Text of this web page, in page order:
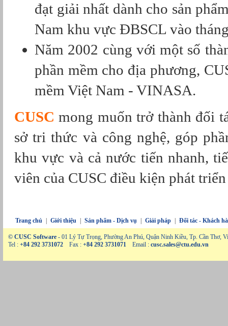
đạt giải nhất dành cho sản
Nam khu vực ĐBSCL vào
Năm 2002 cùng với một số
phần mềm cho địa phương,
mềm Việt Nam - VINASA.
CUSCmong muốn trở thành đối
sở tri thức và công nghệ, góp
khu vực và cả nước tiến nhanh,
viên của CUSC điều kiện phát
Trang chủ Giới thiệu Sản phẩm - Dịch vụ Giải pháp Đối tác - Khách
© CUSC Software - 01 Lý Tự Trọng, Phường An Phú, Quận Ninh Kiều, Tp. Cần Thơ,
Tel : +84 292 3731072 Fax : +84 292 3731071 Email : cusc.sales@ctu.edu.vn